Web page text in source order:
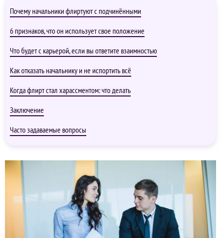
Почему начальники флиртуют с подчинёнными
6 признаков, что он использует свое положение
Что будет с карьерой, если вы ответите взаимностью
Как отказать начальнику и не испортить всё
Когда флирт стал харассментом: что делать
Заключение
Часто задаваемые вопросы